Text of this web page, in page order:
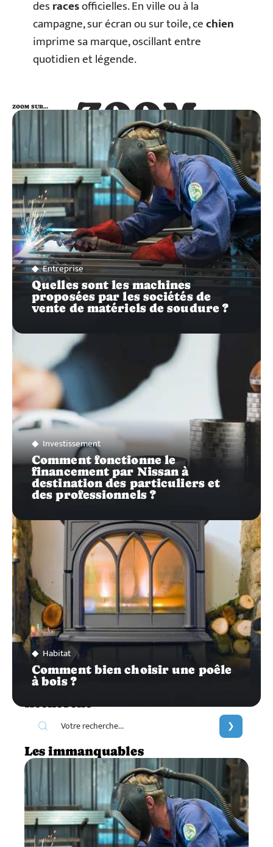
desracesofficielles. En ville ou à la
campagne, sur écran ou sur toile, cechien
imprime sa marque, oscillant entre
quotidien et légende.
ZOOM
SUR…
ZOOM SUR…
Entreprise
Quelles sont les machines
proposées par les sociétés de
vente de matériels de soudure ?
Investissement
Comment fonctionne le
financement par Nissan à
destination des particuliers et
des professionnels ?
Habitat
Comment bien choisir une poêle
à bois ?
Recherche
Les immanquables